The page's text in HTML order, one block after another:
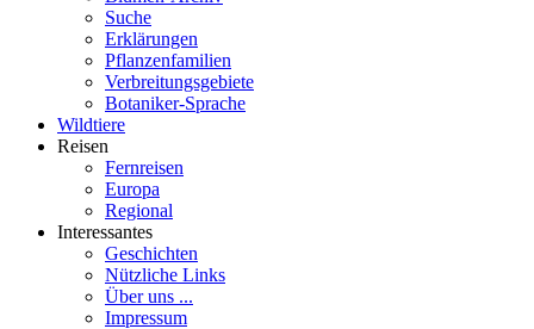
Suche
Erklärungen
Pflanzenfamilien
Verbreitungsgebiete
Botaniker-Sprache
Wildtiere
Reisen
Fernreisen
Europa
Regional
Interessantes
Geschichten
Nützliche Links
Über uns ...
Impressum